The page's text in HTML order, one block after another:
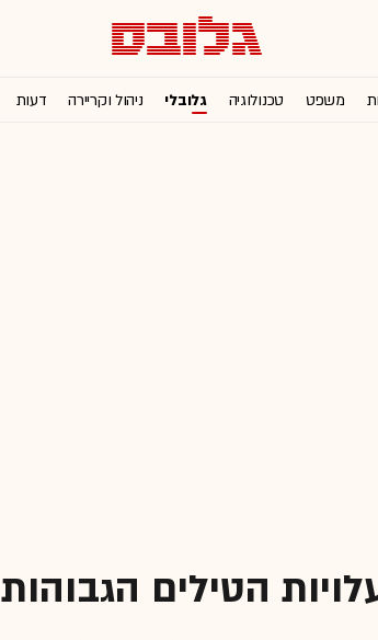
משפט טכנולוגיה גלובלי ניהול וקריירה דעות
הטילים הגבוהות